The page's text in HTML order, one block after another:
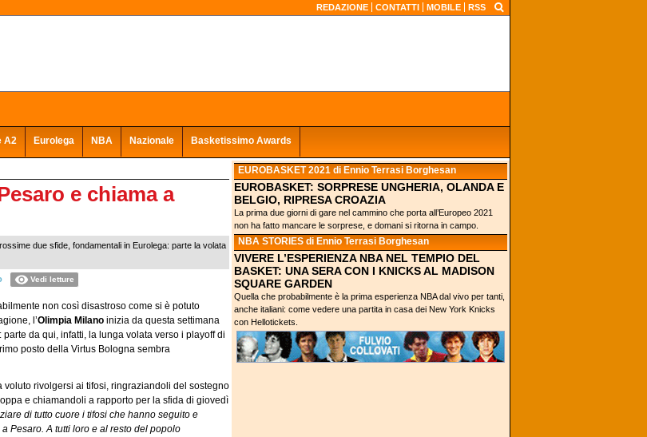
REDAZIONE CONTATTI MOBILE RSS
A2 Eurolega NBA Nazionale Basketissimo Awards
e chiama a
due sfide, fondamentali in Eurolega: parte la volata
Vedi letture
non così disastroso come si è potuto
l’Olimpia Milano inizia da questa settimana
da qui, infatti, la lunga volata verso i playoff di
posto della Virtus Bologna sembra
rivolgersi ai tifosi, ringraziandoli del sostegno
e chiamandoli a rapporto per la sfida di giovedì
di tutto cuore i tifosi che hanno seguito e
Pesaro. A tutti loro e al resto del popolo
EUROBASKET 2021 di Ennio Terrasi Borghesan
EUROBASKET: SORPRESE UNGHERIA, OLANDA E
BELGIO, RIPRESA CROAZIA
La prima due giorni di gare nel cammino che porta all’Europeo 2021
non ha fatto mancare le sorprese, e domani si ritorna in campo.
NBA STORIES di Ennio Terrasi Borghesan
VIVERE L’ESPERIENZA NBA NEL TEMPIO DEL
BASKET: UNA SERA CON I KNICKS AL MADISON
SQUARE GARDEN
Quella che probabilmente è la prima esperienza NBA dal vivo per tanti,
anche italiani: come vedere una partita in casa dei New York Knicks
con Hellotickets.